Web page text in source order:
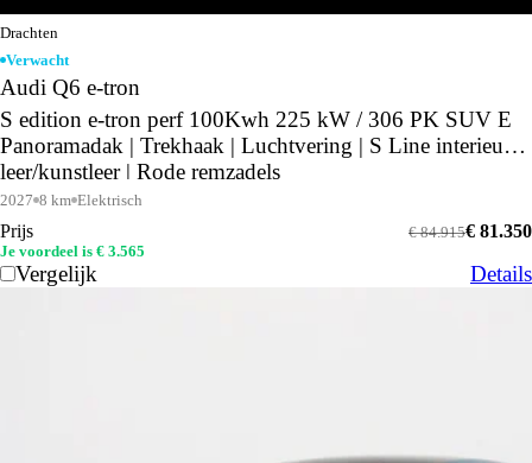
Drachten
Verwacht
Audi Q6 e-tron
S edition e-tron perf 100Kwh 225 kW / 306 PK SUV E
Panoramadak | Trekhaak | Luchtvering | S Line interieur
leer/kunstleer | Rode remzadels
2027 8 km Elektrisch
Prijs € 81.350
€ 84.915
Je voordeel is € 3.565
Vergelijk Details